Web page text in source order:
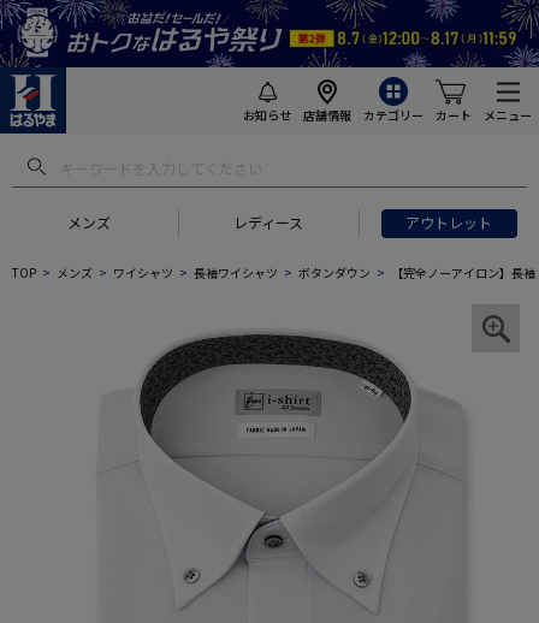
お知らせ 店舗情報 カテゴリー カート メニュー
メンズ レディース アウトレット
TOP メンズ ワイシャツ 長袖ワイシャツ ボタンダウン 【完全ノーアイロン】長